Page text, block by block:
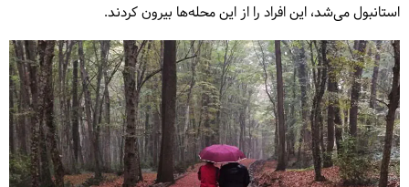
استانبول می‌شد، این افراد را از این محله‌ها بیرون کردند.